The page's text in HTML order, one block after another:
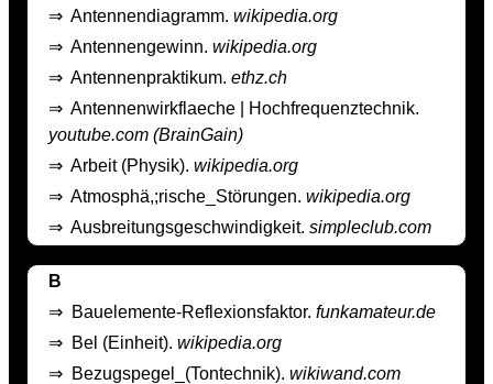
⇒ Antennendiagramm. wikipedia.org
⇒ Antennengewinn. wikipedia.org
⇒ Antennenpraktikum. ethz.ch
⇒ Antennenwirkflaeche | Hochfrequenztechnik.
youtube.com (BrainGain)
⇒ Arbeit (Physik). wikipedia.org
⇒ Atmosphä,;rische_Störungen. wikipedia.org
⇒ Ausbreitungsgeschwindigkeit. simpleclub.com
B
⇒ Bauelemente-Reflexionsfaktor. funkamateur.de
⇒ Bel (Einheit). wikipedia.org
⇒ Bezugspegel_(Tontechnik). wikiwand.com